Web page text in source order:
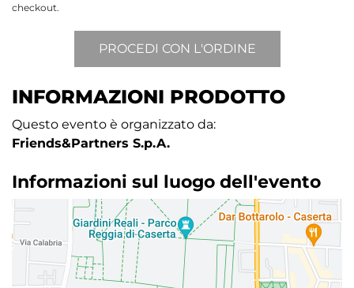
checkout.
INFORMAZIONI PRODOTTO
Questo evento è organizzato da:
Friends&Partners S.p.A.
Informazioni sul luogo dell'evento